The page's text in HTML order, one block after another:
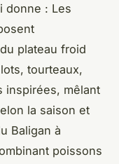
donne : Les
plateau froid
tourteaux,
inspirées, mêlant
la saison et
Baligan à
poissons